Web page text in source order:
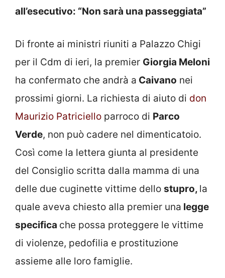
all’esecutivo: “Non sarà una passeggiata”
Di fronte ai ministri riuniti a Palazzo Chigi
per il Cdm di ieri, la premier Giorgia Meloni
ha confermato che andrà a Caivano nei
prossimi giorni. La richiesta di aiuto di don
Maurizio Patriciello parroco di Parco
Verde, non può cadere nel dimenticatoio.
Così come la lettera giunta al presidente
del Consiglio scritta dalla mamma di una
delle due cuginette vittime dello stupro, la
quale aveva chiesto alla premier una legge
specifica che possa proteggere le vittime
di violenze, pedofilia e prostituzione
assieme alle loro famiglie.